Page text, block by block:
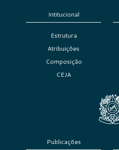
Intitucional
Estrutura
Atribuições
Composição
CEJA
Publicações